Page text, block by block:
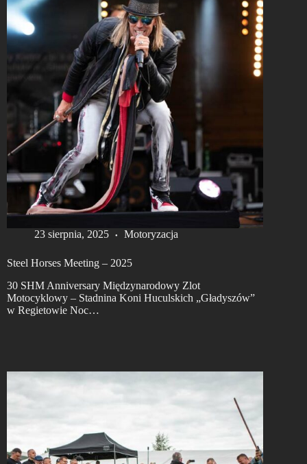
23 sierpnia, 2025 Motoryzacja
Steel Horses Meeting – 2025
30 SHM Anniversary Międzynarodowy Zlot
Motocyklowy – Stadnina Koni Huculskich „Gładyszów”
w Regietowie Noc…